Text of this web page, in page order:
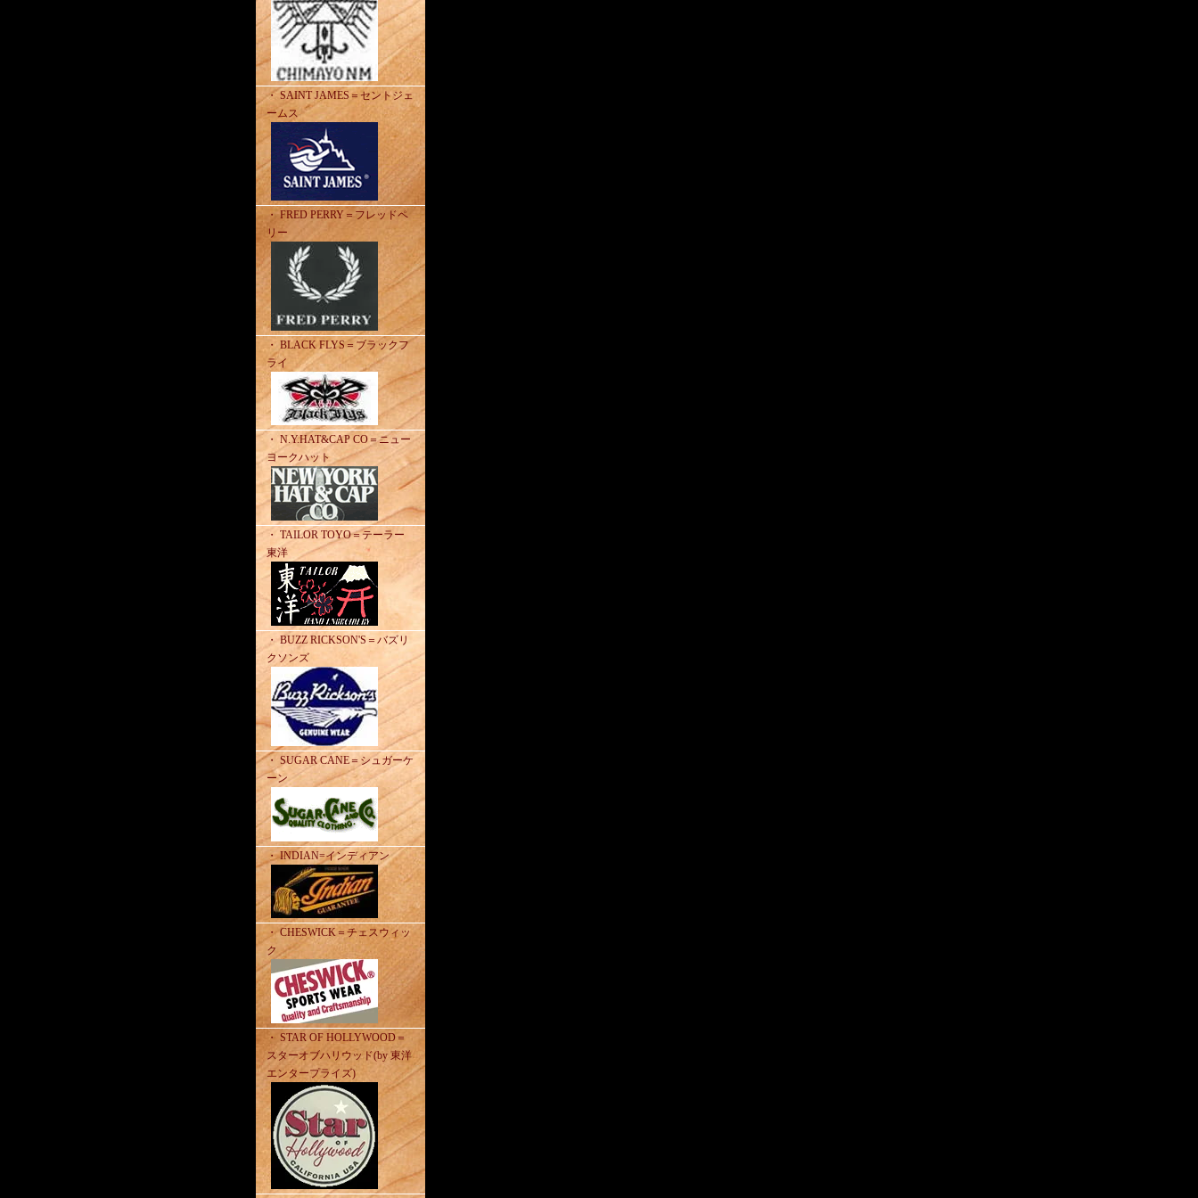
・ SAINT JAMES＝セントジェ
ームス
・ FRED PERRY＝フレッドペ
リー
・ BLACK FLYS＝ブラックフ
ライ
・ N.Y.HAT&CAP CO＝ニュー
ヨークハット
・ TAILOR TOYO＝テーラー
東洋
・ BUZZ RICKSON'S＝バズリ
クソンズ
・ SUGAR CANE＝シュガーケ
ーン
・ INDIAN=インディアン
・ CHESWICK＝チェスウィッ
ク
・ STAR OF HOLLYWOOD＝
スターオブハリウッド(by 東洋
エンタープライズ)